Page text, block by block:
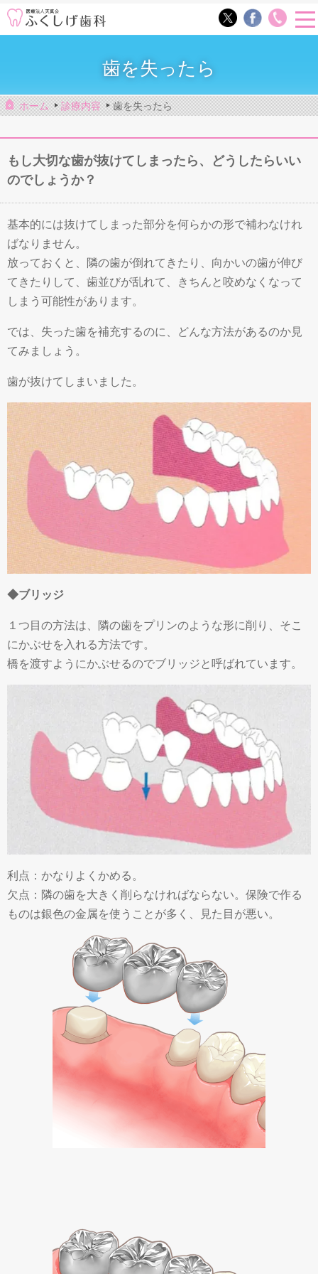
歯を失ったら
ホーム 診療内容 歯を失ったら
もし大切な歯が抜けてしまったら、どうしたらいい
のでしょうか？
基本的には抜けてしまった部分を何らかの形で補わなけれ
ばなりません。
放っておくと、隣の歯が倒れてきたり、向かいの歯が伸び
てきたりして、歯並びが乱れて、きちんと咬めなくなって
しまう可能性があります。
では、失った歯を補充するのに、どんな方法があるのか見
てみましょう。
歯が抜けてしまいました。
◆ブリッジ
１つ目の方法は、隣の歯をプリンのような形に削り、そこ
にかぶせを入れる方法です。
橋を渡すようにかぶせるのでブリッジと呼ばれています。
利点：かなりよくかめる。
欠点：隣の歯を大きく削らなければならない。保険で作る
ものは銀色の金属を使うことが多く、見た目が悪い。